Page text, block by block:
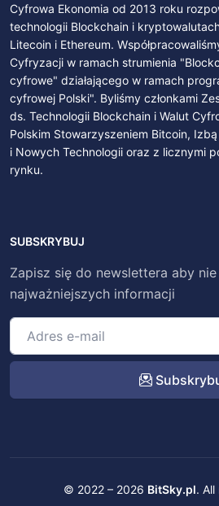
Cyfrowa Ekonomia od 2013 roku
technologii Blockchain i
Litecoin i Ethereum.
Cyfryzacji w ramach strumienia
cyfrowe" działającego w ramach
cyfrowej Polski". Byliśmy członkami
ds. Technologii Blockchain i Walut
Polskim Stowarzyszeniem Bitcoin,
i Nowych Technologii oraz z licznymi
rynku.
SUBSKRYBUJ
Zapisz się do newslettera aby
najważniejszych informacji
© 2022 – 2026 BitSky.pl.